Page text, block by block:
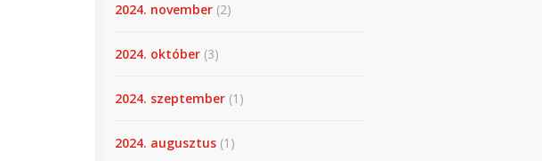
2024. november (2)
2024. október (3)
2024. szeptember (1)
2024. augusztus (1)